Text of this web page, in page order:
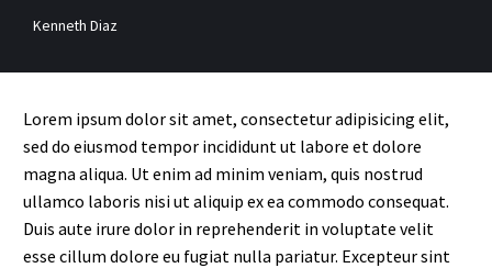
Kenneth Diaz
Lorem ipsum dolor sit amet, consectetur adipisicing elit,
sed do eiusmod tempor incididunt ut labore et dolore
magna aliqua. Ut enim ad minim veniam, quis nostrud
ullamco laboris nisi ut aliquip ex ea commodo consequat.
Duis aute irure dolor in reprehenderit in voluptate velit
esse cillum dolore eu fugiat nulla pariatur. Excepteur sint